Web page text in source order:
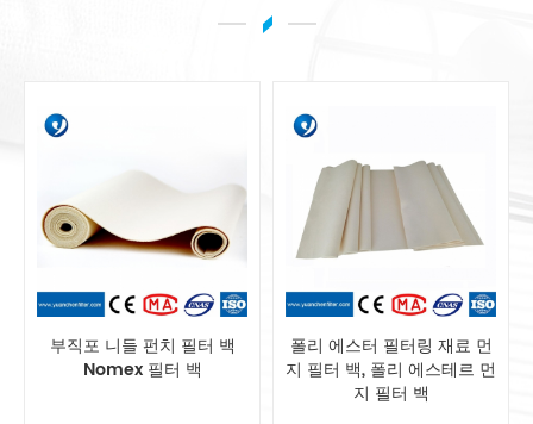
폴리 에스터 필터링 재료 먼
지 필터 백, 폴리 에스테르 먼
폴리 에스테르 블렌딩 정전
기 방지 먼지 수집 시스템 용
필터 백